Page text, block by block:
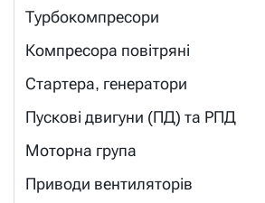
Турбокомпресори
Компресора повітряні
Стартера, генератори
Пускові двигуни (ПД) та РПД
Моторна група
Приводи вентиляторів